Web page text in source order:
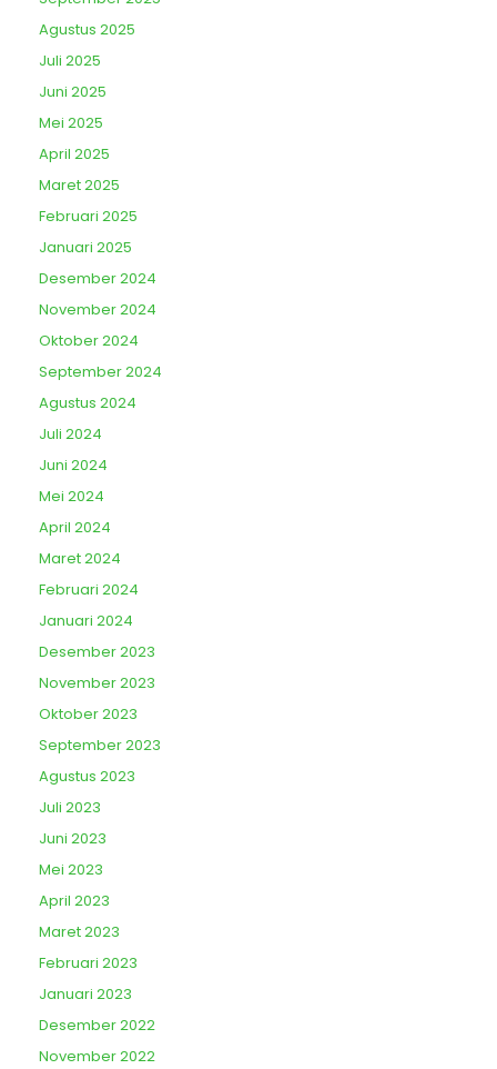
Agustus 2025
Juli 2025
Juni 2025
Mei 2025
April 2025
Maret 2025
Februari 2025
Januari 2025
Desember 2024
November 2024
Oktober 2024
September 2024
Agustus 2024
Juli 2024
Juni 2024
Mei 2024
April 2024
Maret 2024
Februari 2024
Januari 2024
Desember 2023
November 2023
Oktober 2023
September 2023
Agustus 2023
Juli 2023
Juni 2023
Mei 2023
April 2023
Maret 2023
Februari 2023
Januari 2023
Desember 2022
November 2022